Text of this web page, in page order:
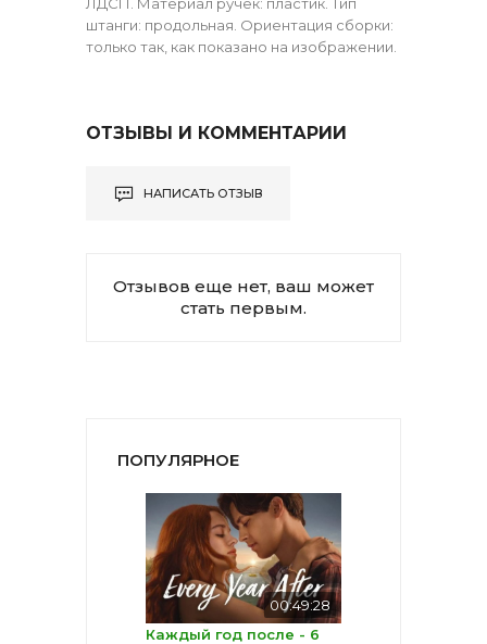
штанги: продольная. Ориентация сборки:
только так, как показано на изображении.
ОТЗЫВЫ И КОММЕНТАРИИ
НАПИСАТЬ ОТЗЫВ
Отзывов еще нет, ваш может
стать первым.
ПОПУЛЯРНОЕ
00:49:28
Каждый год после - 6